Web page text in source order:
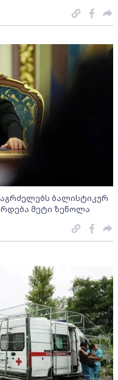
ბალისტიკურ
მეტი ზეწოლა